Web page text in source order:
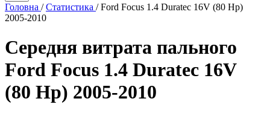
Головна / Статистика / Ford Focus 1.4 Duratec 16V (80 Hp)
2005-2010
Середня витрата пального
Ford Focus 1.4 Duratec 16V
(80 Hp) 2005-2010